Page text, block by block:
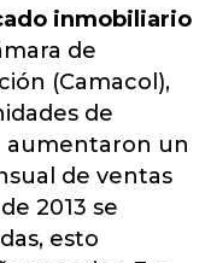
inmobiliario
de
(Camacol),
de
aumentaron un
de ventas
2013 se
esto